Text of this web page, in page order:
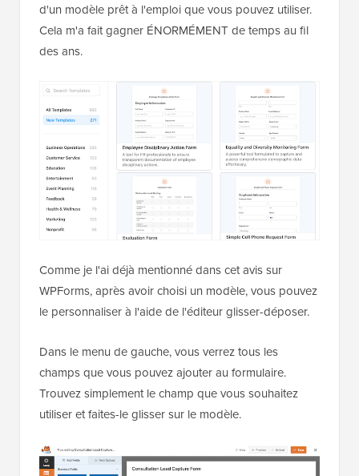
d'un modèle prêt à l'emploi que vous pouvez utiliser.
Cela m'a fait gagner ÉNORMÉMENT de temps au fil
des ans.
Comme je l'ai déjà mentionné dans cet avis sur
WPForms, après avoir choisi un modèle, vous pouvez
le personnaliser à l'aide de l'éditeur glisser-déposer.
Dans le menu de gauche, vous verrez tous les
champs que vous pouvez ajouter au formulaire.
Trouvez simplement le champ que vous souhaitez
utiliser et faites-le glisser sur le modèle.